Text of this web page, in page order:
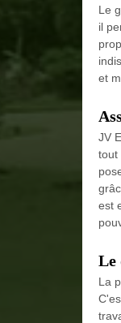
Le
il
et
JV
tout
est
Le
La